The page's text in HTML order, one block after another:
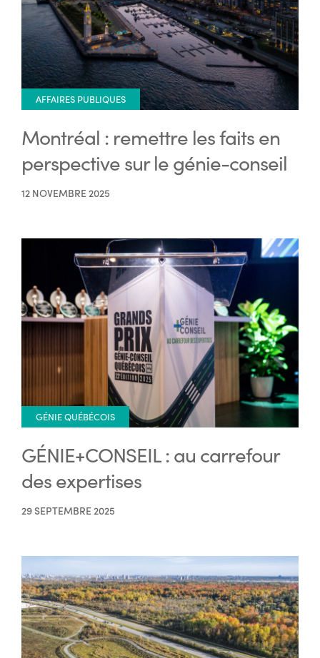
AFFAIRES PUBLIQUES
Montréal : remettre les faits en
perspective sur le génie-conseil
12 NOVEMBRE 2025
GÉNIE QUÉBÉCOIS
GÉNIE+CONSEIL : au carrefour
des expertises
29 SEPTEMBRE 2025